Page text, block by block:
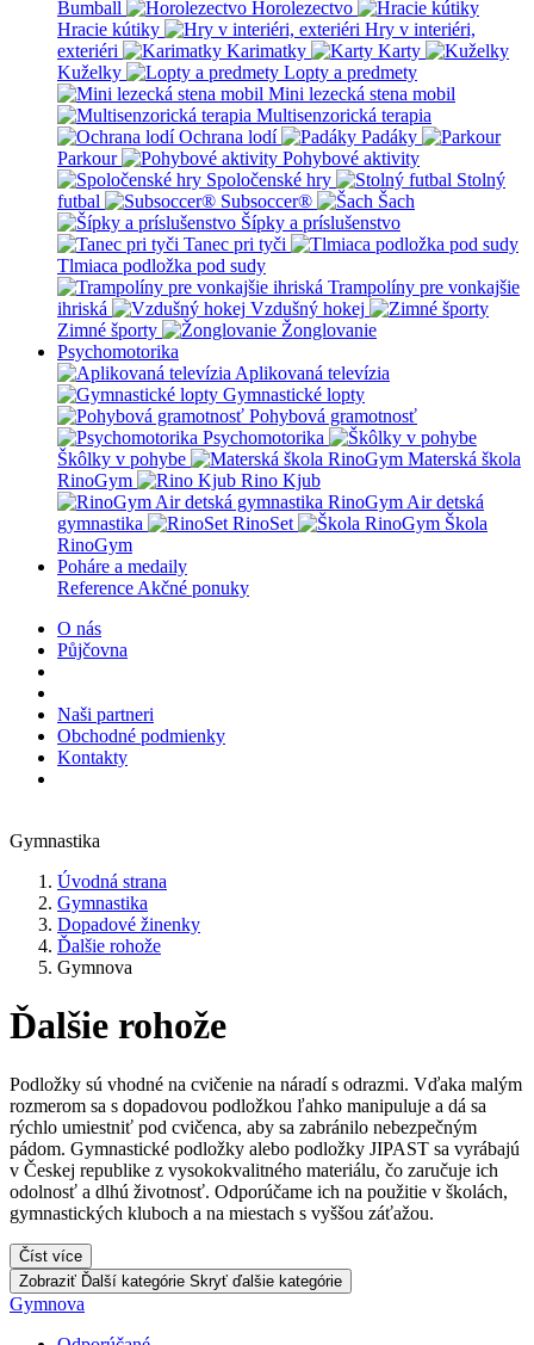
Bumball
Horolezectvo
Hracie kútiky
Hry v interiéri,
exteriéri
Karimatky
Karty
Kuželky
Lopty a predmety
Mini lezecká stena mobil
Multisenzorická terapia
Ochrana lodí
Padáky
Parkour
Pohybové aktivity
Spoločenské hry
Stolný
futbal
Subsoccer®
Šach
Šípky a príslušenstvo
Tanec pri tyči
Tlmiaca podložka pod sudy
Trampolíny pre vonkajšie
ihriská
Vzdušný hokej
Zimné športy
Žonglovanie
Psychomotorika
Aplikovaná televízia
Gymnastické lopty
Pohybová gramotnosť
Psychomotorika
Škôlky v pohybe
Materská škola
RinoGym
Rino Kjub
RinoGym Air detská
gymnastika
RinoSet
Škola
RinoGym
Poháre a medaily
Reference Akčné ponuky
O nás
Půjčovna
Naši partneri
Obchodné podmienky
Kontakty
Gymnastika
Úvodná strana
Gymnastika
Dopadové žinenky
Ďalšie rohože
Gymnova
Ďalšie rohože
Podložky sú vhodné na cvičenie na náradí s odrazmi. Vďaka malým
rozmerom sa s dopadovou podložkou ľahko manipuluje a dá sa
rýchlo umiestniť pod cvičenca, aby sa zabránilo nebezpečným
pádom. Gymnastické podložky alebo podložky JIPAST sa vyrábajú
v Českej republike z vysokokvalitného materiálu, čo zaručuje ich
odolnosť a dlhú životnosť. Odporúčame ich na použitie v školách,
gymnastických kluboch a na miestach s vyššou záťažou.
Číst více
Zobraziť Ďalší kategórie Skryť ďalšie kategórie
Gymnova